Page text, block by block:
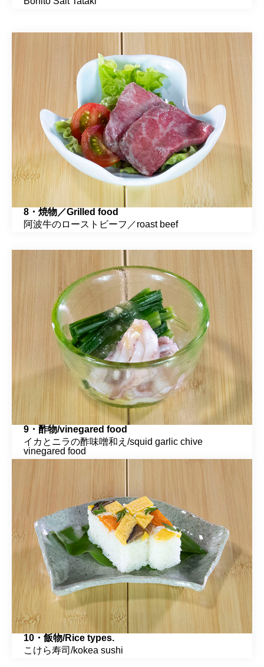
8・焼物／Grilled food
阿波牛のローストビーフ／roast beef
9・酢物/vinegared food
イカとニラの酢味噌和え/squid garlic chive
vinegared food
10・飯物/Rice types.
こけら寿司/kokea sushi